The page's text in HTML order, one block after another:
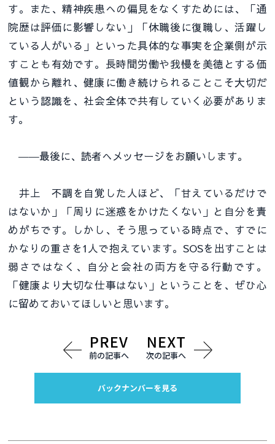
す。また、精神疾患への偏見をなくすためには、「通
院歴は評価に影響しない」「休職後に復職し、活躍し
ている人がいる」といった具体的な事実を企業側が示
すことも有効です。長時間労働や我慢を美徳とする価
値観から離れ、健康に働き続けられることこそ大切だ
という認識を、社会全体で共有していく必要がありま
す。
――最後に、読者へメッセージをお願いします。
井上 不調を自覚した人ほど、「甘えているだけで
はないか」「周りに迷惑をかけたくない」と自分を責
めがちです。しかし、そう思っている時点で、すでに
かなりの重さを1人で抱えています。SOSを出すことは
弱さではなく、自分と会社の両方を守る行動です。
「健康より大切な仕事はない」ということを、ぜひ心
に留めておいてほしいと思います。
前の記事へ 次の記事へ
バックナンバーを見る